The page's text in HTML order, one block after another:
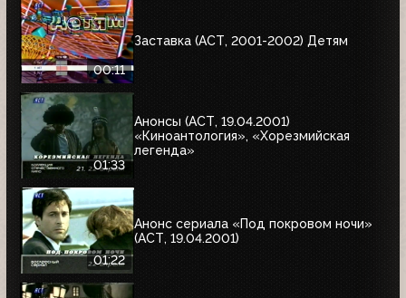
00:11
Заставка (АСТ, 2001-2002) Детям
01:33
Анонсы (АСТ, 19.04.2001)
«Киноантология», «Хорезмийская
легенда»
01:22
Анонс сериала «Под покровом ночи»
(АСТ, 19.04.2001)